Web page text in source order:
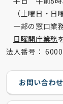
（土曜日・日
一部の窓口業
日曜開庁業務
法人番号：
お問い合わ